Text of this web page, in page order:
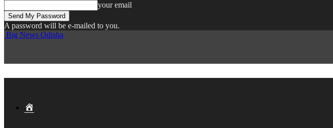
your email
A password will be e-mailed to you.
Big News Odisha